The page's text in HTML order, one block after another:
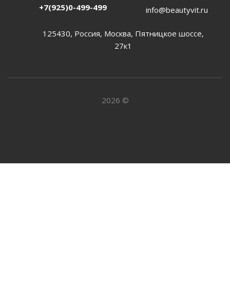
+7(925)0-499-499 info@beautyvit.ru
125430, Россия, Москва, Пятницкое шоссе,
27к1
2026 ©